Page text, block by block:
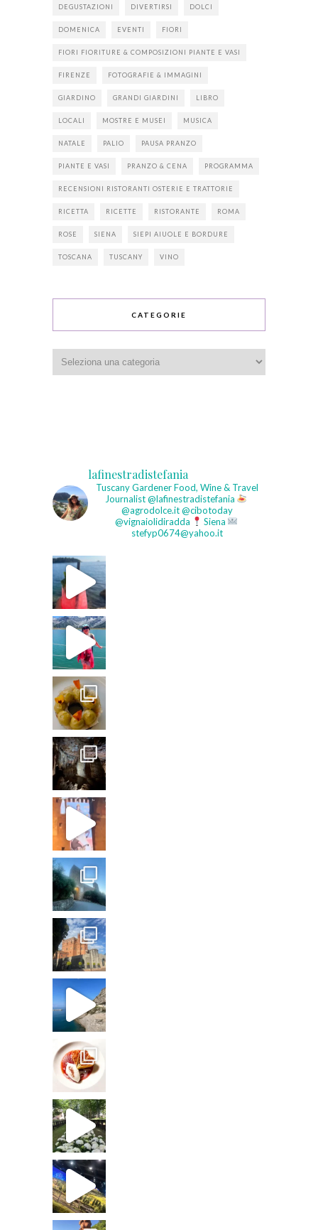
DEGUSTAZIONI DIVERTIRSI DOLCI
DOMENICA EVENTI FIORI
FIORI FIORITURE & COMPOSIZIONI PIANTE E VASI
FIRENZE FOTOGRAFIE & IMMAGINI
GIARDINO GRANDI GIARDINI LIBRO
LOCALI MOSTRE E MUSEI MUSICA
NATALE PALIO PAUSA PRANZO
PIANTE E VASI PRANZO & CENA PROGRAMMA
RECENSIONI RISTORANTI OSTERIE E TRATTORIE
RICETTA RICETTE RISTORANTE ROMA
ROSE SIENA SIEPI AIUOLE E BORDURE
TOSCANA TUSCANY VINO
CATEGORIE
lafinestradistefania
Tuscany GardenerFood, Wine & Travel
Journalist@lafinestradistefania
@agrodolce.it @cibotoday
@vignaiolidiradda
Siena
stefyp0674@yahoo.it